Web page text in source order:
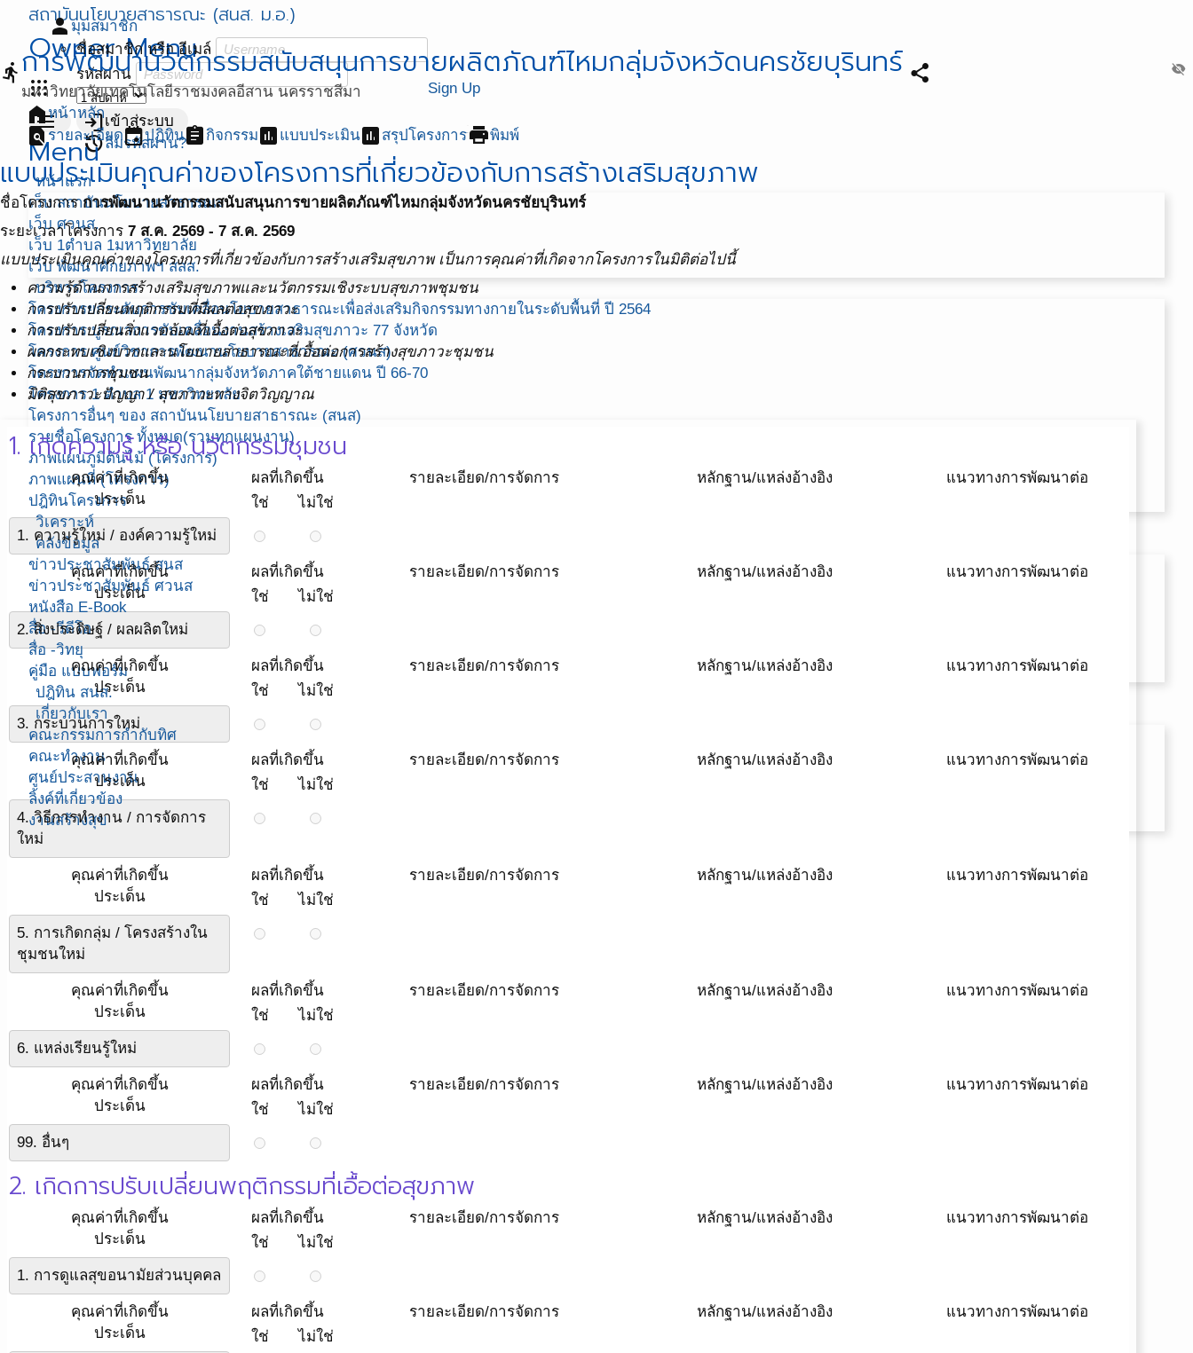
สถาบันนโยบายสาธารณะ (สนส. ม.อ.)
Owner Menu
apps
personมุมสมาชิก
ชื่อสมาชิก หรือ อีเมล์
รหัสผ่าน
visibility_off
loginเข้าสู่ระบบ
restoreลืมรหัสผ่าน?
Sign Up
menu
Menu
หน้าแรก
เว็บ สถาบันนโยบายสาธารณะ
เว็บ ศวนส.
เว็บ 1ตำบล 1มหาวิทยาลัย
เว็บ พัฒนาศักยภาพฯ สสส.
บริหารโครงการ
โครงการยกระดับการขับเคลื่อนโยบายสาธารณะเพื่อส่งเสริมกิจกรรมทางกายในระดับพื้นที่ ปี 2564
โครงการ บูรณาการขับเคลื่อนงานสร้างเสริมสุขภาวะ 77 จังหวัด
โครงการ ศูนย์วิชาการพัฒนานโยบายสาธารณะ (ศวนส)
โครงการจัดทำแผนพัฒนากลุ่มจังหวัดภาคใต้ชายแดน ปี 66-70
โครงการ 1 ตำบล 1 มหาวิทยาลัย
โครงการอื่นๆ ของ สถาบันนโยบายสาธารณะ (สนส)
รายชื่อโครงการ ทั้งหมด(รวมทุกแผนงาน)
ภาพแผนภูมิต้นไม้ (โครงการ)
ภาพแผนที่ (โครงการ)
ปฎิทินโครงการ
วิเคราะห์
คลังข้อมูล
ข่าวประชาสัมพันธ์ สนส
ข่าวประชาสัมพันธ์ ศวนส
หนังสือ E-Book
สื่อ -วีดีโอ
สื่อ -วิทยุ
คู่มือ แบบฟอร์ม
ปฎิทิน สนส.
เกี่ยวกับเรา
คณะกรรมการกำกับทิศ
คณะทำงาน
ศูนย์ประสานงาน
ลิ้งค์ที่เกี่ยวข้อง
งานสร้างสุข
directions_runการพัฒนานวัตกรรมสนับสนุนการขายผลิตภัณฑ์ไหมกลุ่มจังหวัดนครชัยบุรินทร์
มหาวิทยาลัยเทคโนโลยีราชมงคลอีสาน นครราชสีมา
share
homeหน้าหลัก
find_in_pageรายละเอียดeventปฏิทินassignmentกิจกรรมassessment แบบประเมินassessment สรุปโครงการprintพิมพ์
แบบประเมินคุณค่าของโครงการที่เกี่ยวข้องกับการสร้างเสริมสุขภาพ
ชื่อโครงการการพัฒนานวัตกรรมสนับสนุนการขายผลิตภัณฑ์ไหมกลุ่มจังหวัดนครชัยบุรินทร์
ระยะเวลาโครงการ 7 ส.ค. 2569 - 7 ส.ค. 2569
แบบประเมินคุณค่าของโครงการที่เกี่ยวข้องกับการสร้างเสริมสุขภาพ เป็นการคุณค่าที่เกิดจากโครงการในมิติต่อไปนี้
ความรู้ด้านการสร้างเสริมสุขภาพและนวัตกรรมเชิงระบบสุขภาพชุมชน
การปรับเปลี่ยนพฤติกรรมที่มีผลต่อสุขภาวะ
การปรับเปลี่ยนสิ่งแวดล้อมที่เอื้อต่อสุขภาวะ
ผลกระทบเชิงบวกและนโยบายสาธารณะที่เอื้อต่อการสร้างสุขภาวะชุมชน
กระบวนการชุมชน
มิติสุขภาวะปัญญา / สุขภาวะทางจิตวิญญาณ
1. เกิดความรู้ หรือ นวัตกรรมชุมชน
คุณค่าที่เกิดขึ้น
ประเด็น
ผลที่เกิดขึ้น รายละเอียด/การจัดการ หลักฐาน/แหล่งอ้างอิง
แนวทางการพัฒนาต่อ
ใช่
ไม่ใช่
1. ความรู้ใหม่ / องค์ความรู้ใหม่
คุณค่าที่เกิดขึ้น
ประเด็น
ผลที่เกิดขึ้น รายละเอียด/การจัดการ หลักฐาน/แหล่งอ้างอิง
แนวทางการพัฒนาต่อ
ใช่
ไม่ใช่
2. สิ่งประดิษฐ์ / ผลผลิตใหม่
คุณค่าที่เกิดขึ้น
ประเด็น
ผลที่เกิดขึ้น รายละเอียด/การจัดการ หลักฐาน/แหล่งอ้างอิง
แนวทางการพัฒนาต่อ
ใช่
ไม่ใช่
3. กระบวนการใหม่
คุณค่าที่เกิดขึ้น
ประเด็น
ผลที่เกิดขึ้น รายละเอียด/การจัดการ หลักฐาน/แหล่งอ้างอิง
แนวทางการพัฒนาต่อ
ใช่
ไม่ใช่
4. วิธีการทำงาน / การจัดการ
ใหม่
คุณค่าที่เกิดขึ้น
ประเด็น
ผลที่เกิดขึ้น รายละเอียด/การจัดการ หลักฐาน/แหล่งอ้างอิง
แนวทางการพัฒนาต่อ
ใช่
ไม่ใช่
5. การเกิดกลุ่ม / โครงสร้างใน
ชุมชนใหม่
คุณค่าที่เกิดขึ้น
ประเด็น
ผลที่เกิดขึ้น รายละเอียด/การจัดการ หลักฐาน/แหล่งอ้างอิง
แนวทางการพัฒนาต่อ
ใช่
ไม่ใช่
6. แหล่งเรียนรู้ใหม่
คุณค่าที่เกิดขึ้น
ประเด็น
ผลที่เกิดขึ้น รายละเอียด/การจัดการ หลักฐาน/แหล่งอ้างอิง
แนวทางการพัฒนาต่อ
ใช่
ไม่ใช่
99. อื่นๆ
2. เกิดการปรับเปลี่ยนพฤติกรรมที่เอื้อต่อสุขภาพ
คุณค่าที่เกิดขึ้น
ประเด็น
ผลที่เกิดขึ้น รายละเอียด/การจัดการ หลักฐาน/แหล่งอ้างอิง
แนวทางการพัฒนาต่อ
ใช่
ไม่ใช่
1. การดูแลสุขอนามัยส่วนบุคคล
คุณค่าที่เกิดขึ้น
ประเด็น
ผลที่เกิดขึ้น รายละเอียด/การจัดการ หลักฐาน/แหล่งอ้างอิง
แนวทางการพัฒนาต่อ
ใช่
ไม่ใช่